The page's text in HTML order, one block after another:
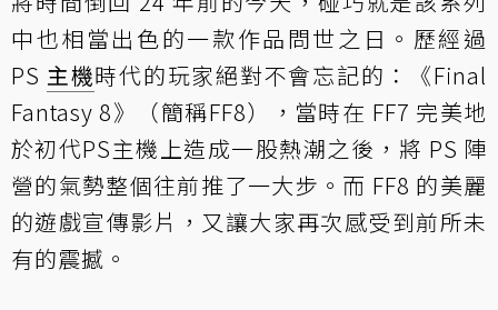
中也相當出色的一款作品問世之日。歷經過
PS 主機時代的玩家絕對不會忘記的：《Final
Fantasy 8》（簡稱FF8），當時在 FF7 完美地
於初代PS主機上造成一股熱潮之後，將 PS 陣
營的氣勢整個往前推了一大步。而 FF8 的美麗
的遊戲宣傳影片，又讓大家再次感受到前所未
有的震撼。